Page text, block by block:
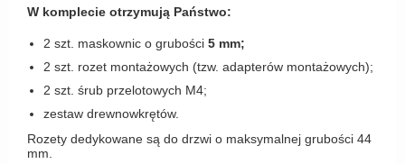
RANDI Classic Line Klamki
Turnstyle Designs Klamki
Klamki do Drzwi tarasowych
Østerbro - Długi szyld
YOUNG lamki
W komplecie otrzymują Państwo:
2 szt. maskownic o grubości 5 mm;
2 szt. rozet montażowych (tzw. adapterów montażowych);
2 szt. śrub przelotowych M4;
zestaw drewnowkrętów.
Rozety dedykowane są do drzwi o maksymalnej grubości 44
mm.